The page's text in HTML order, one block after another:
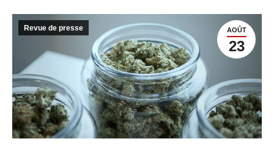
AOÛT
23
Revue de presse